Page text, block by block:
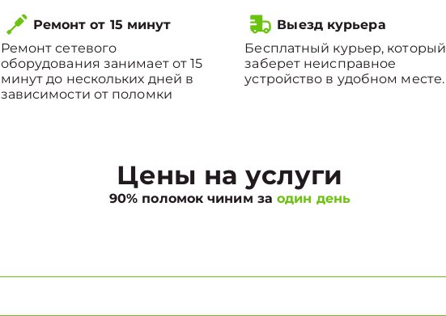
Ремонт от 15 минут
Ремонт сетевого
оборудования занимает от 15
минут до нескольких дней в
зависимости от поломки
Выезд курьера
Бесплатный курьер, который
заберет неисправное
устройство в удобном месте.
Цены на услуги
90% поломок чиним заодин день